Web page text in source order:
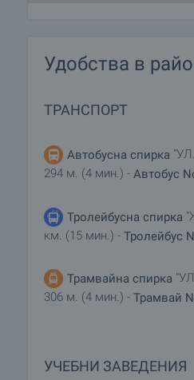
Удобства в
ТРАНСПОРТ
Автобусна спирка
294 м. (4 мин.) - Автобус
Тролейбусна спирка
км. (15 мин.) - Тролейбус
Трамвайна спирка
306 м. (4 мин.) - Трамвай
УЧЕБНИ ЗАВЕДЕНИЯ